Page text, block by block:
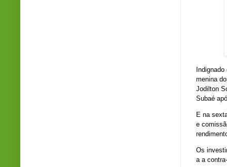
menina
Jodilton
Subaé
E na
e
Os
a a